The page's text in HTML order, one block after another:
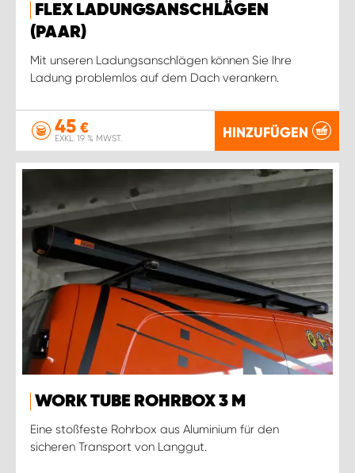
FLEX LADUNGSANSCHLÄGEN
(PAAR)
Mit unseren Ladungsanschlägen können Sie Ihre
Ladung problemlos auf dem Dach verankern.
45 €
EXKL. 19 % MWST. HINZUFÜGEN
WORK TUBE ROHRBOX 3 M
Eine stoßfeste Rohrbox aus Aluminium für den
sicheren Transport von Langgut.